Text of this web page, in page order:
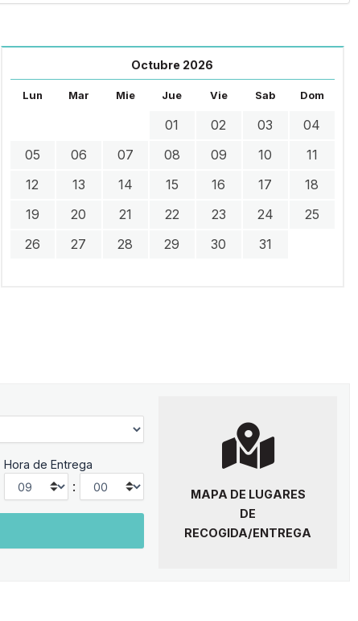
Octubre 2026
Lun Mar Mie Jue Vie Sab Dom
01 02 03
04
05
06 07 08 09 10
11
12
13 14 15 16 17
18
19
20 21 22 23 24
25
26
27 28 29 30 31
Hora de Entrega
:
MAPA DE LUGARES
DE
RECOGIDA/ENTREGA